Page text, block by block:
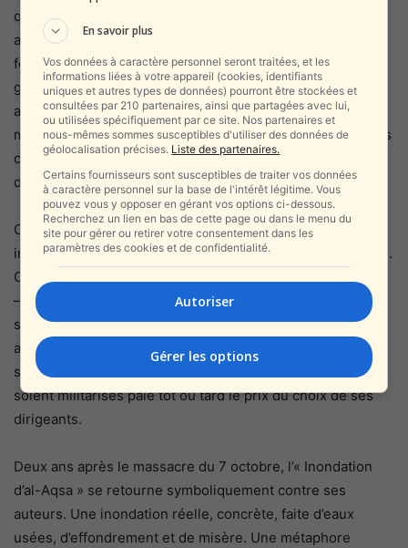
qu’elle prétend défendre. Ceux qui célébraient,
applaudissaient ou justifiaient le massacre du 7 octobre
font aujourd’hui l’expérience d’un chaos que leur propre
gouvernement a fabriqué. Israël avait prévenu depuis des
années que le détournement de fonds et l’armement
massif du Hamas se ferait au détriment des infrastructures
civiles. Ce matin, ces avertissements prennent la forme
d’une réalité implacable.
Cette situation révèle aussi les limites du narratif
international qui dépeint Gaza comme une victime passive.
Car si les Gazaouis souffrent — et ils souffrent réellement
— leur souffrance découle autant de la guerre que du
système totalitaire qui les gouverne. Une société qui
accepte que ses enfants soient éduqués à la haine, que
ses rues servent de dépôts d’armes et que ses hôpitaux
soient militarisés paie tôt ou tard le prix du choix de ses
dirigeants.
Deux ans après le massacre du 7 octobre, l’« Inondation
d’al-Aqsa » se retourne symboliquement contre ses
auteurs. Une inondation réelle, concrète, faite d’eaux
usées, d’effondrement et de misère. Une métaphore
En savoir plus
Vos données à caractère personnel seront traitées, et les
informations liées à votre appareil (cookies, identifiants
uniques et autres types de données) pourront être stockées et
consultées par 210 partenaires, ainsi que partagées avec lui,
ou utilisées spécifiquement par ce site. Nos partenaires et
nous-mêmes sommes susceptibles d'utiliser des données de
géolocalisation précises. Liste des partenaires.
Certains fournisseurs sont susceptibles de traiter vos données
à caractère personnel sur la base de l'intérêt légitime. Vous
pouvez vous y opposer en gérant vos options ci-dessous.
Recherchez un lien en bas de cette page ou dans le menu du
site pour gérer ou retirer votre consentement dans les
paramètres des cookies et de confidentialité.
Autoriser
Gérer les options